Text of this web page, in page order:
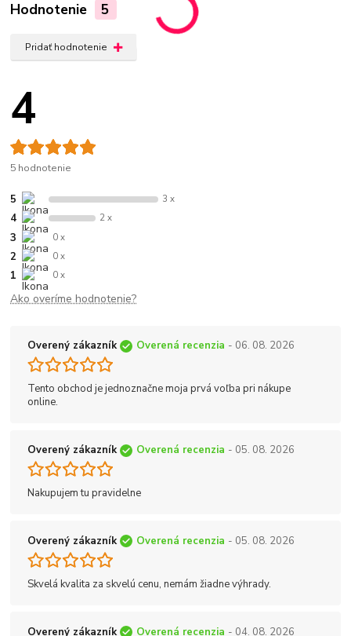
Hodnotenie 5
Pridať hodnotenie
4
5 hodnotenie
5 3 x
4 2 x
3 0 x
2 0 x
1 0 x
Ako overíme hodnotenie?
Overený zákazník Overená recenzia - 06. 08. 2026
Tento obchod je jednoznačne moja prvá voľba pri nákupe
online.
Overený zákazník Overená recenzia - 05. 08. 2026
Nakupujem tu pravidelne
Overený zákazník Overená recenzia - 05. 08. 2026
Skvelá kvalita za skvelú cenu, nemám žiadne výhrady.
Overený zákazník Overená recenzia - 04. 08. 2026